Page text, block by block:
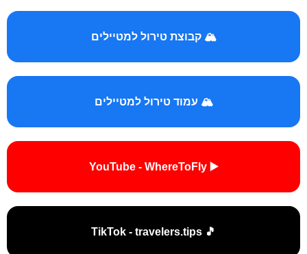
🏔️ קבוצת טירול למטיילים
🏔️ עמוד טירול למטיילים
▶️ YouTube - WhereToFly
🎵 TikTok - travelers.tips